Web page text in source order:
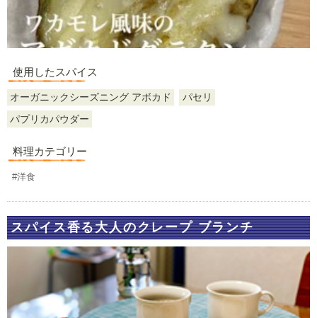
使用したスパイス
オーガニックシーズニング アボカド
パセリ
パプリカパウダー
料理カテゴリー
#洋食
スパイス香る大人のクレープ ブランチ